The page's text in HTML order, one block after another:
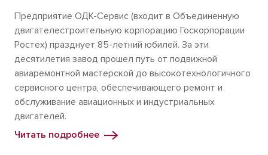
Предприятие ОДК-Сервис (входит в Объединенную
двигателестроительную корпорацию Госкорпорации
Ростех) празднует 85-летний юбилей. За эти
десятилетия завод прошел путь от подвижной
авиаремонтной мастерской до высокотехнологичного
сервисного центра, обеспечивающего ремонт и
обслуживание авиационных и индустриальных
двигателей.
Читать подробнее